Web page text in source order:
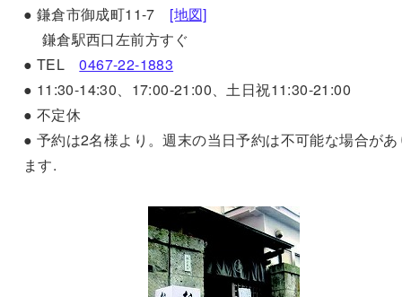
● 鎌倉市御成町11-7 [地図]
鎌倉駅西口左前方すぐ
● TEL0467-22-1883
● 11:30-14:30、17:00-21:00、土日祝11:30-21:00
● 不定休
● 予約は2名様より。週末の当日予約は不可能な場合があ
ます.